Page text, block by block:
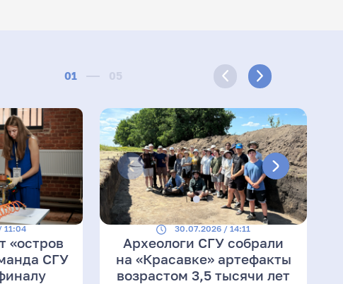
01 05
11:04
«остров
СГУ
30.07.2026 / 14:11
Археологи СГУ собрали
на «Красавке» артефакты
возрастом 3,5 тысячи лет